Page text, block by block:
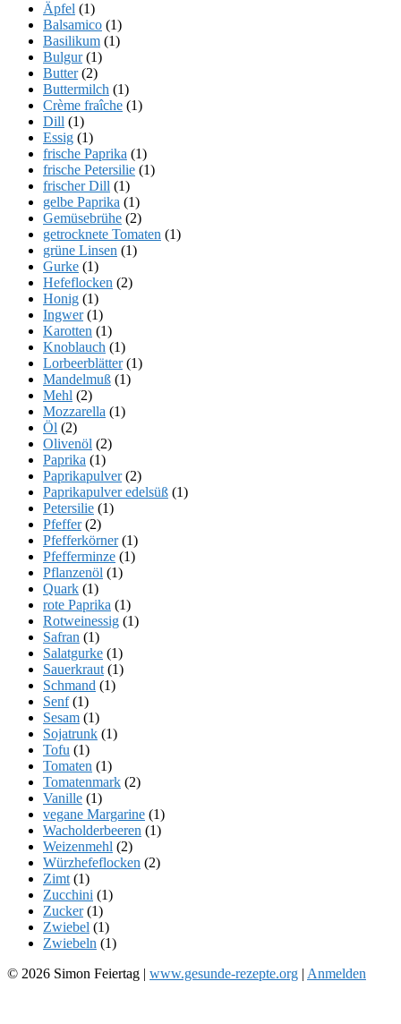
Äpfel (1)
Balsamico (1)
Basilikum (1)
Bulgur(1)
Butter(2)
Buttermilch (1)
Crème fraîche (1)
Dill (1)
Essig (1)
frische Paprika (1)
frische Petersilie (1)
frischer Dill (1)
gelbe Paprika (1)
Gemüsebrühe (2)
getrocknete Tomaten (1)
grüne Linsen (1)
Gurke (1)
Hefeflocken (2)
Honig (1)
Ingwer(1)
Karotten (1)
Knoblauch (1)
Lorbeerblätter(1)
Mandelmuß (1)
Mehl (2)
Mozzarella (1)
Öl (2)
Olivenöl (2)
Paprika (1)
Paprikapulver(2)
Paprikapulver edelsüß (1)
Petersilie (1)
Pfeffer(2)
Pfefferkörner(1)
Pfefferminze (1)
Pflanzenöl (1)
Quark (1)
rote Paprika (1)
Rotweinessig (1)
Safran (1)
Salatgurke (1)
Sauerkraut (1)
Schmand (1)
Senf(1)
Sesam (1)
Sojatrunk (1)
Tofu (1)
Tomaten (1)
Tomatenmark (2)
Vanille (1)
vegane Margarine (1)
Wacholderbeeren (1)
Weizenmehl (2)
Würzhefeflocken (2)
Zimt (1)
Zucchini (1)
Zucker(1)
Zwiebel (1)
Zwiebeln (1)
© 2026 Simon Feiertag | www.gesunde-rezepte.org | Anmelden